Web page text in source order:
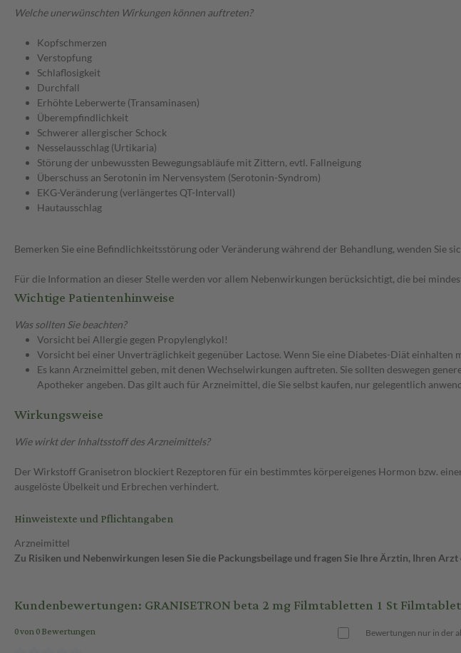
Welche unerwünschten Wirkungen können auftreten?
Kopfschmerzen
Verstopfung
Schlaflosigkeit
Durchfall
Erhöhte Leberwerte (Transaminasen)
Überempfindlichkeit
Schwerer allergischer Schock
Nesselausschlag (Urtikaria)
Störung der unbewussten Bewegungsabläufe mit Zittern, evtl. Fallneigung
Überschuss an Serotonin im Nervensystem (Serotonin-Syndrom)
EKG-Veränderung (verlängertes QT-Intervall)
Hautausschlag
Bemerken Sie eine Befindlichkeitsstörung oder Veränderung während der Behandlung, wenden Sie
Für die Information an dieser Stelle werden vor allem Nebenwirkungen berücksichtigt, die bei
Wichtige Patientenhinweise
Was sollten Sie beachten?
Vorsicht bei Allergie gegen Propylenglykol!
Vorsicht bei einer Unverträglichkeit gegenüber Lactose. Wenn Sie eine Diabetes-Diät einhalten
Es kann Arzneimittel geben, mit denen Wechselwirkungen auftreten. Sie sollten deswegen
Apotheker angeben. Das gilt auch für Arzneimittel, die Sie selbst kaufen, nur gelegentlich
Wirkungsweise
Wie wirkt der Inhaltsstoff des Arzneimittels?
Der Wirkstoff Granisetron blockiert Rezeptoren für ein bestimmtes körpereigenes Hormon bzw.
ausgelöste Übelkeit und Erbrechen verhindert.
Hinweistexte und Pflichtangaben
Arzneimittel
Zu Risiken und Nebenwirkungen lesen Sie die Packungsbeilage und fragen Sie Ihre Ärztin, Ihren
Kundenbewertungen: GRANISETRON beta 2 mg Filmtabletten 1 St
0 von 0 Bewertungen Bewertungen nur in der